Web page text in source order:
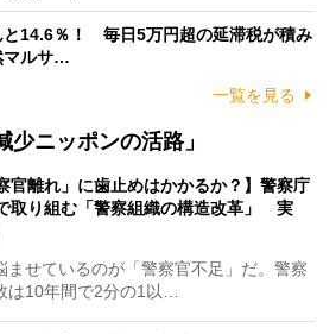
と14.6％！ 毎日5万円超の延滞税が積み
マルサ…
一覧を見る
ニッポンの活路」
官離れ」に歯止めはかかるか？】警察庁
取り組む「警察組織の構造改革」 実
せているのが「警察官不足」だ。警察
は10年間で2分の1以…